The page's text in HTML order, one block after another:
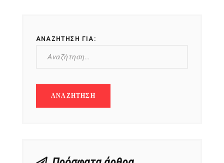
ΑΝΑΖΉΤΗΣΗ ΓΙΑ: